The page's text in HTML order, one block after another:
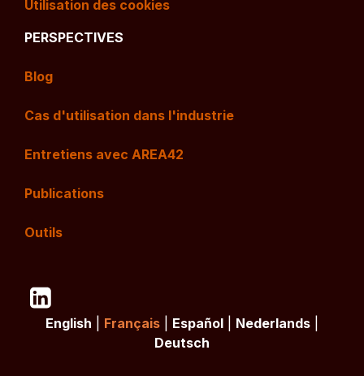
Utilisation des cookies
PERSPECTIVES
Blog
Cas d'utilisation dans l'industrie
Entretiens avec AREA42
Publications
Outils
English Français Español Nederlands
Deutsch